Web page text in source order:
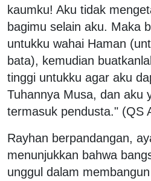
kaumku! Aku tidak
bagimu selain aku. Maka
untukku wahai Haman
bata), kemudian
tinggi untukku agar aku
Tuhannya Musa, dan aku
termasuk pendusta." (QS
Rayhan berpandangan,
menunjukkan bahwa
unggul dalam